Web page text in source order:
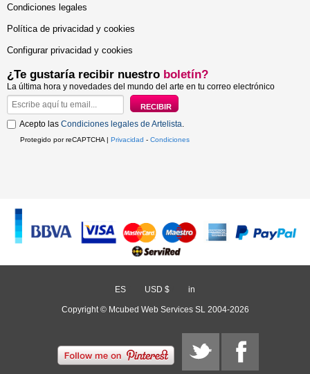
Condiciones legales
Política de privacidad y cookies
Configurar privacidad y cookies
¿Te gustaría recibir nuestro boletín?
La última hora y novedades del mundo del arte en tu correo electrónico
Acepto las Condiciones legales de Artelista.
Protegido por reCAPTCHA | Privacidad - Condiciones
ES USD $ in
Copyright © Mcubed Web Services SL 2004-2026